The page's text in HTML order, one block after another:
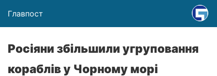
Главпост
Росіяни збільшили угруповання
кораблів у Чорному морі